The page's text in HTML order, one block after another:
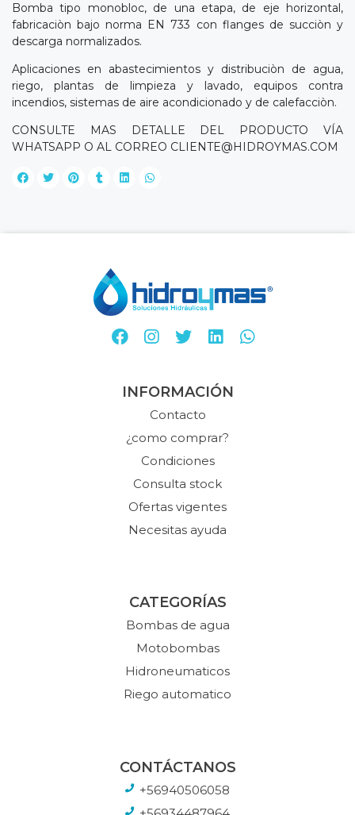
Bomba tipo monobloc, de una etapa, de eje horizontal,
fabricaciòn bajo norma EN 733 con flanges de succiòn y
descarga normalizados.
Aplicaciones en abastecimientos y distribuciòn de agua,
riego, plantas de limpieza y lavado, equipos contra
incendios, sistemas de aire acondicionado y de calefacciòn.
CONSULTE MAS DETALLE DEL PRODUCTO VÍA
WHATSAPP O AL CORREO CLIENTE@HIDROYMAS.COM
INFORMACIÓN
Contacto
¿como comprar?
Condiciones
Consulta stock
Ofertas vigentes
Necesitas ayuda
CATEGORÍAS
Bombas de agua
Motobombas
Hidroneumaticos
Riego automatico
CONTÁCTANOS
+56940506058